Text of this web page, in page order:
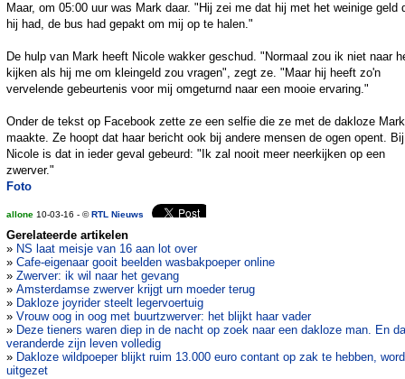
Maar, om 05:00 uur was Mark daar. "Hij zei me dat hij met het weinige geld
hij had, de bus had gepakt om mij op te halen."
De hulp van Mark heeft Nicole wakker geschud. "Normaal zou ik niet naar
kijken als hij me om kleingeld zou vragen", zegt ze. "Maar hij heeft zo'n
vervelende gebeurtenis voor mij omgeturnd naar een mooie ervaring."
Onder de tekst op Facebook zette ze een selfie die ze met de dakloze Mark
maakte. Ze hoopt dat haar bericht ook bij andere mensen de ogen opent. Bij
Nicole is dat in ieder geval gebeurd: "Ik zal nooit meer neerkijken op een
zwerver."
Foto
allone 10-03-16 - ©RTL Nieuws
Gerelateerde artikelen
» NS laat meisje van 16 aan lot over
» Cafe-eigenaar gooit beelden wasbakpoeper online
» Zwerver: ik wil naar het gevang
» Amsterdamse zwerver krijgt urn moeder terug
» Dakloze joyrider steelt legervoertuig
» Vrouw oog in oog met buurtzwerver: het blijkt haar vader
» Deze tieners waren diep in de nacht op zoek naar een dakloze man. En
veranderde zijn leven volledig
» Dakloze wildpoeper blijkt ruim 13.000 euro contant op zak te hebben,
uitgezet